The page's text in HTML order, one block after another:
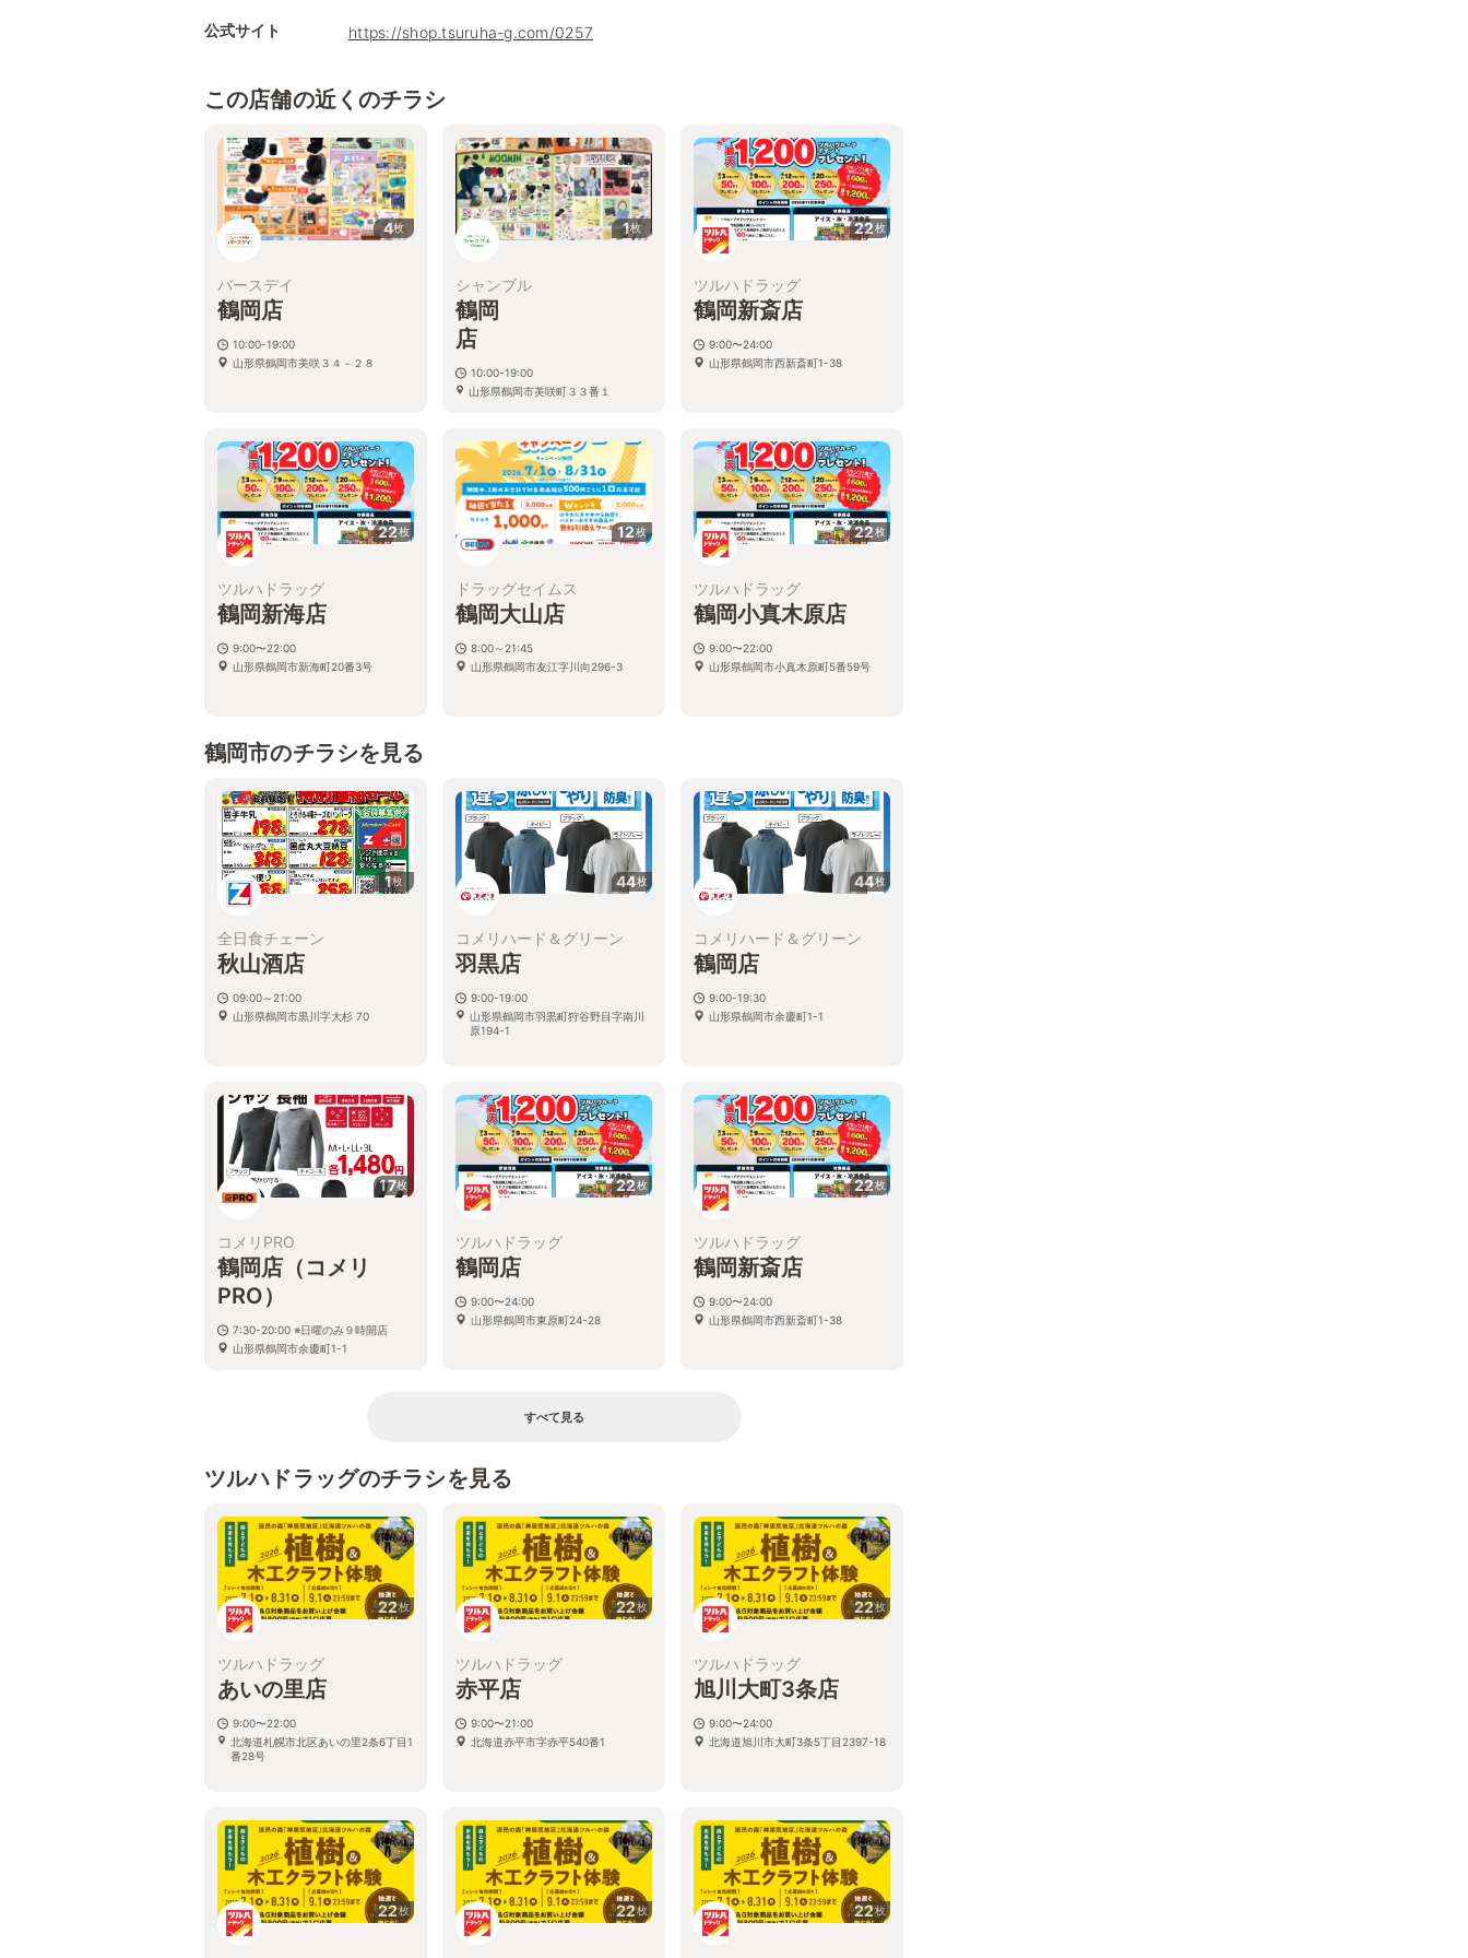
公式サイト https://shop.tsuruha-g.com/0257
この店舗の近くのチラシ
4枚
バースデイ
鶴岡店
10:00-19:00
山形県鶴岡市美咲３４－２８
1枚
シャンブル
鶴岡
店
10:00-19:00
山形県鶴岡市美咲町３３番１
22枚
ツルハドラッグ
鶴岡新斎店
9:00〜24:00
山形県鶴岡市西新斎町1-38
22枚
ツルハドラッグ
鶴岡新海店
9:00〜22:00
山形県鶴岡市新海町20番3号
12枚
ドラッグセイムス
鶴岡大山店
8:00～21:45
山形県鶴岡市友江字川向296-3
22枚
ツルハドラッグ
鶴岡小真木原店
9:00〜22:00
山形県鶴岡市小真木原町5番59号
鶴岡市のチラシを見る
1枚
全日食チェーン
秋山酒店
09:00～21:00
山形県鶴岡市黒川字大杉 70
44枚
コメリハード＆グリーン
羽黒店
9:00-19:00
山形県鶴岡市羽黒町狩谷野目字南川
原194-1
44枚
コメリハード＆グリーン
鶴岡店
9:00-19:30
山形県鶴岡市余慶町1-1
17枚
コメリPRO
鶴岡店（コメリ
PRO）
7:30-20:00 ※日曜のみ９時開店
山形県鶴岡市余慶町1-1
22枚
ツルハドラッグ
鶴岡店
9:00〜24:00
山形県鶴岡市東原町24-28
22枚
ツルハドラッグ
鶴岡新斎店
9:00〜24:00
山形県鶴岡市西新斎町1-38
すべて見る
ツルハドラッグのチラシを見る
22枚
ツルハドラッグ
あいの里店
9:00〜22:00
北海道札幌市北区あいの里2条6丁目1
番28号
22枚
ツルハドラッグ
赤平店
9:00〜21:00
北海道赤平市字赤平540番1
22枚
ツルハドラッグ
旭川大町3条店
9:00〜24:00
北海道旭川市大町3条5丁目2397-18
22枚 22枚 22枚